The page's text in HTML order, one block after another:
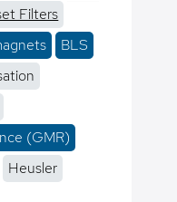
Filters
BLS
(GMR)
Heusler